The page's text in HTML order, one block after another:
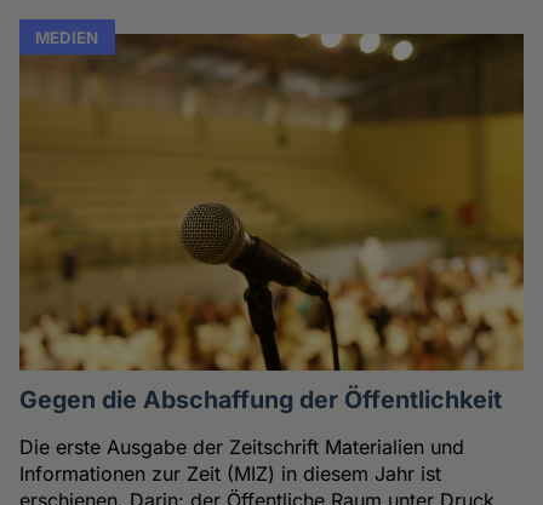
MEDIEN
Gegen die Abschaffung der Öffentlichkeit
Die erste Ausgabe der Zeitschrift Materialien und
Informationen zur Zeit (MIZ) in diesem Jahr ist
erschienen. Darin: der Öffentliche Raum unter Druck